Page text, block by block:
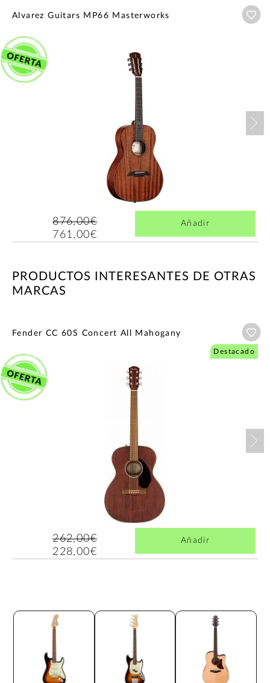
Alvarez Guitars MP66 Masterworks
876,00€
761,00€
Añadir
PRODUCTOS INTERESANTES DE OTRAS
MARCAS
Fender CC 60S Concert All Mahogany
Destacado
262,00€
228,00€
Añadir